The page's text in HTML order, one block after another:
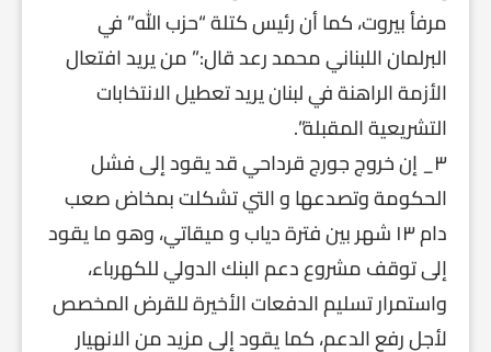
مرفأ بيروت، كما أن رئيس كتلة “حزب الله” في
البرلمان اللبناني محمد رعد قال:” من يريد افتعال
الأزمة الراهنة في لبنان يريد تعطيل الانتخابات
التشريعية المقبلة”.
٣_ إن خروج جورج قرداحي قد يقود إلى فشل
الحكومة وتصدعها و التي تشكلت بمخاض صعب
دام ١٣ شهر بين فترة دياب و ميقاتي، وهو ما يقود
إلى توقف مشروع دعم البنك الدولي للكهرباء،
واستمرار تسليم الدفعات الأخيرة للقرض المخصص
لأجل رفع الدعم، كما يقود إلى مزيد من الانهيار